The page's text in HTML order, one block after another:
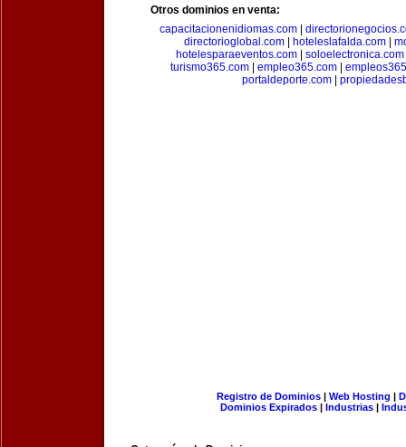
Otros dominios en venta:
capacitacionenidiomas.com|
directorioglobal.com
hoteleslafalda.com
hotelesparaeventos.com
soloelectronica.com
turismo365.com| empleo365.com|
portaldeporte.com|
Registro de Dominios| Web Hosting |
Dominios Expirados | Industrias |